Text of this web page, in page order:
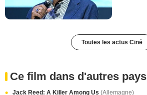
Toutes les actus Ciné
Ce film dans d'autres pays
Jack Reed: A Killer Among Us (Allemagne)